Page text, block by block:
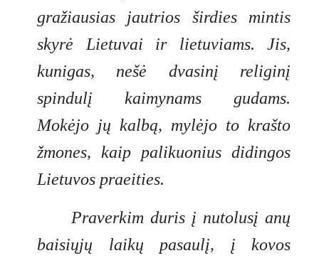
gražiausias jautrios širdies mintis
skyrė Lietuvai ir lietuviams. Jis,
kunigas, nešė dvasinį religinį
spindulį kaimynams gudams.
Mokėjo jų kalbą, mylėjo to krašto
žmones, kaip palikuonius didingos
Lietuvos praeities.
Praverkim duris į nutolusį anų
baisiųjų laikų pasaulį, į kovos